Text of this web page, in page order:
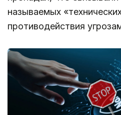
называемых
противодействия